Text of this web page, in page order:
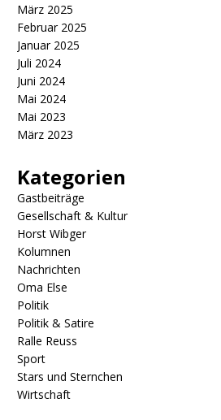
März 2025
Februar 2025
Januar 2025
Juli 2024
Juni 2024
Mai 2024
Mai 2023
März 2023
Kategorien
Gastbeiträge
Gesellschaft & Kultur
Horst Wibger
Kolumnen
Nachrichten
Oma Else
Politik
Politik & Satire
Ralle Reuss
Sport
Stars und Sternchen
Wirtschaft